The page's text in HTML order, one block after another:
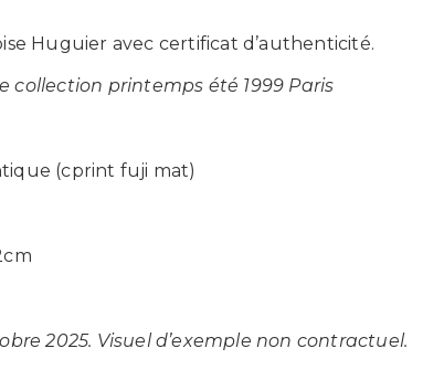
Huguier avec certificat d’authenticité.
collection printemps été 1999 Paris
(cprint fuji mat)
2025. Visuel d’exemple non contractuel.